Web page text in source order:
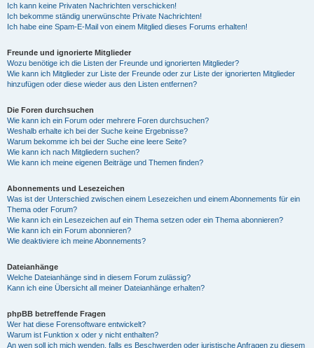
Ich kann keine Privaten Nachrichten verschicken!
Ich bekomme ständig unerwünschte Private Nachrichten!
Ich habe eine Spam-E-Mail von einem Mitglied dieses Forums erhalten!
Freunde und ignorierte Mitglieder
Wozu benötige ich die Listen der Freunde und ignorierten Mitglieder?
Wie kann ich Mitglieder zur Liste der Freunde oder zur Liste der ignorierten Mitglieder
hinzufügen oder diese wieder aus den Listen entfernen?
Die Foren durchsuchen
Wie kann ich ein Forum oder mehrere Foren durchsuchen?
Weshalb erhalte ich bei der Suche keine Ergebnisse?
Warum bekomme ich bei der Suche eine leere Seite?
Wie kann ich nach Mitgliedern suchen?
Wie kann ich meine eigenen Beiträge und Themen finden?
Abonnements und Lesezeichen
Was ist der Unterschied zwischen einem Lesezeichen und einem Abonnements für ein
Thema oder Forum?
Wie kann ich ein Lesezeichen auf ein Thema setzen oder ein Thema abonnieren?
Wie kann ich ein Forum abonnieren?
Wie deaktiviere ich meine Abonnements?
Dateianhänge
Welche Dateianhänge sind in diesem Forum zulässig?
Kann ich eine Übersicht all meiner Dateianhänge erhalten?
phpBB betreffende Fragen
Wer hat diese Forensoftware entwickelt?
Warum ist Funktion x oder y nicht enthalten?
An wen soll ich mich wenden, falls es Beschwerden oder juristische Anfragen zu diesem